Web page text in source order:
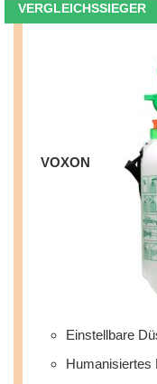
VERGLEICHSSIEGER
VOXON
Einstellbare
Humanisiertes